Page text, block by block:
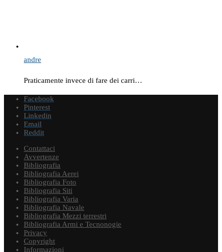
andre
Praticamente invece di fare dei carri…
Facebook
Pinterest
Linkedin
Email
Reddit
Contattaci
Avvertenze
Bibliografia
Bibliografia Aerei
Bibliografia Foto
Bibliografia Siti
Bibliografia Varia
Bibliografia Navale
Bibliografia Mezzi terrestri
Bibliografia Armi e Tecnonogie
Privacy
Copyright
Informazioni